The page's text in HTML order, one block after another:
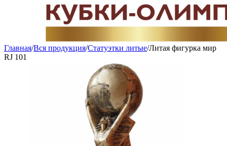
Главная/Вся продукция/Статуэтки литые/Литая фигурка мир
RJ 101